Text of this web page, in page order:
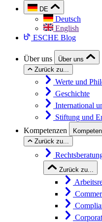
DE
Deutsch
English
ESCHE Blog
Über uns
Über uns
Zurück zu...
Werte und
Geschichte
International
Stiftung und
Kompetenzen
Zurück zu...
Zurück zu...